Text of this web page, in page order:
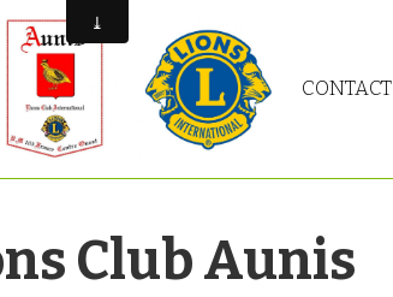
CONTACT
Club Aunis